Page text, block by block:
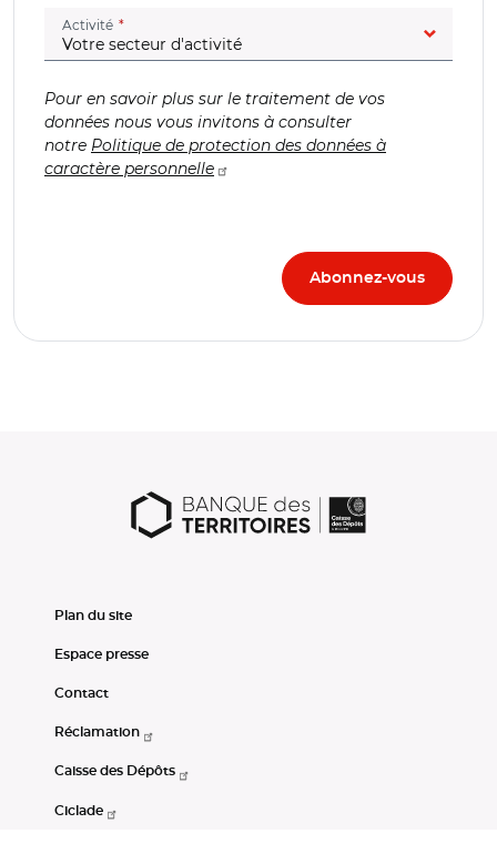
Activité (champ obligatoire)
Pour en savoir plus sur le traitement de vos
données nous vous invitons à consulter
notre Politique de protection des données à
caractère personnelle
Plan du site
Espace presse
Contact
Réclamation
Caisse des Dépôts
Ciclade